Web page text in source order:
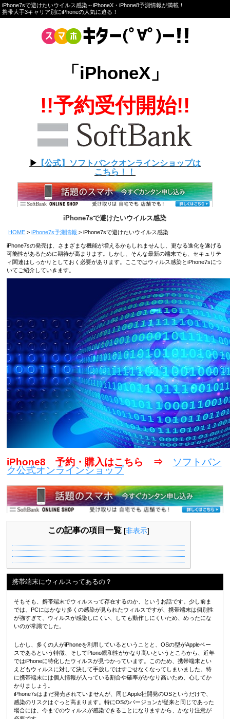
iPhone7sで避けたいウイルス感染～iPhoneX・iPhone8予測情報が満載！
携帯大手3キャリア別にiPhoneの人気に迫る！
「iPhoneX」
!!予約受付開始!!
▶︎ 【公式】ソフトバンクオンラインショップは
こちら！！
iPhone7sで避けたいウイルス感染
HOME iPhone7s予測情報 iPhone7sで避けたいウイルス感染
iPhone7sの発売は、さまざまな機能が増えるかもしれませんし、更なる進化を遂げる
可能性があるために期待が高まります。しかし、そんな最新の端末でも、セキュリテ
ィ関連はしっかりとしておく必要があります。ここではウィルス感染とiPhone7sにつ
いてご紹介していきます。
iPhone8 予約・購入はこちら ⇒ ソフトバン
ク公式オンラインショップ
この記事の項目一覧 [非表示]
携帯端末にウィルスってあるの？
そもそも、携帯端末でウィルスって存在するのか、というお話です。少し前ま
では、PCにはかなり多くの感染が見られたウィルスですが、携帯端末は個別性
が強すぎて、ウィルスが感染しにくい、しても動作しにくいため、めったにな
いのが常識でした。
しかし、多くの人がiPhoneを利用しているということと、OSの型がAppleベー
スであるという特徴、そしてPtono親和性がかなり高いというところから、近年
ではiPhoneに特化したウィルスが見つかっています。このため、携帯端末とい
えどもウィルスに対して決して手放しではすごせなくなってしまいました。特
に携帯端末には個人情報が入っている割合や確率がかなり高いため、心してか
かりましょう。
iPhone7sはまだ発売されていませんが、同じApple社開発のOSというだけで、
感染のリスクはぐっと高まります。特にOSのバージョンが従来と同じであった
場合には、今までのウィルスが感染できることになりますから、かなり注意が